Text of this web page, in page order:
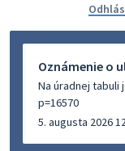
Oznámenie o
Na úradnej tabuli
p=16570
5. augusta 2026